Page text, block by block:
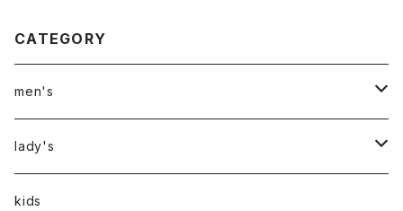
CATEGORY
men's
アウター
トップス
lady's
アウター
kids